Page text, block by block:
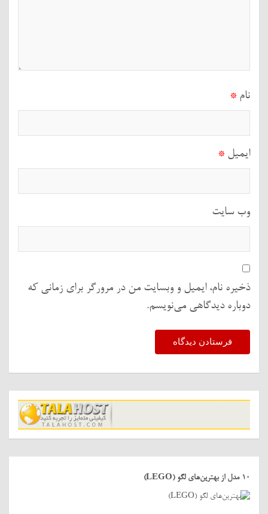
نام*
ایمیل*
وب‌ سایت
ذخیره نام، ایمیل و وبسایت من در مرورگر برای زمانی که
دوباره دیدگاهی می‌نویسم.
10 مدل از بهترین‌های لگو (LEGO)